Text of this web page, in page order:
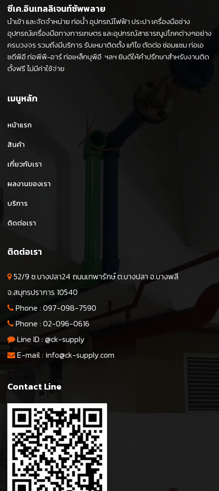
ซีเค.อินเทลลิเจนท์ซัพพลาย
นำเข้า และจัดจำหน่าย ท่อน้ำ อุปกรณ์ไฟฟ้า ประปา เครื่องมือช่าง
อุปกรณ์เครื่องมือทางการเกษตร และอุปกรณ์สาธารณูปโภคต่างๆอย่าง
ครบวงจร รวมถึงมีบริการ รับเหมาติดตั้ง แก้ไข ตัดต่อ ซ่อมแซม ท่อเอ
ชดีพีอี ท่อพีพี-อาร์ ท่อเหล็กบุพีอี ฯลฯ ยินดีให้คำปรึกษาสำหรับงานติด
ตั้งฟรี ไม่มีค่าใช้จ่าย
เมนูหลัก
หน้าแรก
สินค้า
เกี่ยวกับเรา
ผลงานของเรา
บริการ
ติดต่อเรา
ติดต่อเรา
52/9 ซ.บางปลา24 ถนนเทพารักษ์ ต.บางปลา อ.บางพลี
จ.สมุทรปราการ 10540
Phone : 097-098-7590
Phone : 02-096-0616
Line ID :@ck-supply
E-mail : info@ck-supply.com
Contact Line